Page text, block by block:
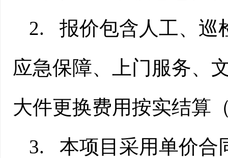
2. 报价包含人工、巡
应急保障、上门服务、
大件更换费用按实结算
3. 本项目采用单价合